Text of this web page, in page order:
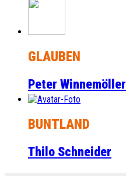
GLAUBEN
Peter Winnemöller
BUNTLAND
Thilo Schneider